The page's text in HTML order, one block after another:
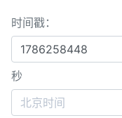
时间戳：
秒